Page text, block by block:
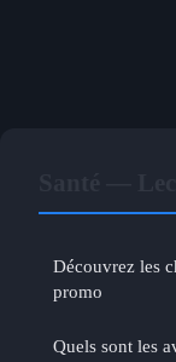
Découvrez les
promo
Quels sont les